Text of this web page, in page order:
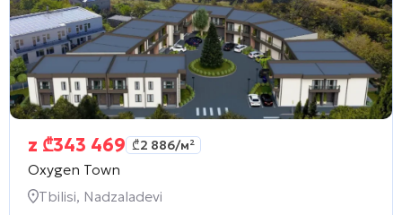
z ₾343 469 ₾2 886/м²
Oxygen Town
Tbilisi, Nadzaladevi